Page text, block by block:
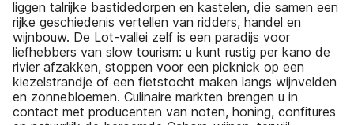
liggen talrijke bastidedorpen en kastelen, die samen een
rijke geschiedenis vertellen van ridders, handel en
wijnbouw. De Lot-vallei zelf is een paradijs voor
liefhebbers van slow tourism: u kunt rustig per kano de
rivier afzakken, stoppen voor een picknick op een
kiezelstrandje of een fietstocht maken langs wijnvelden
en zonnebloemen. Culinaire markten brengen u in
contact met producenten van noten, honing, confitures